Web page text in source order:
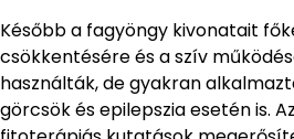
Később a fagyöngy kivonatait
csökkentésére és a szív
használták, de gyakran
görcsök és epilepszia esetén is.